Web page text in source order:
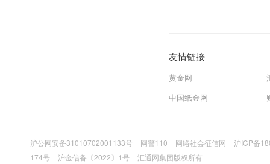
友情链接
黄金网
中国纸金网
沪公网安备31010702001133号 网警110 网络社会征信网
沪ICP备
174号
沪金信备〔2022〕1号 汇通网集团版权所有